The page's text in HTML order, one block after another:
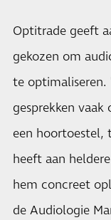
Optitrade geeft
gekozen om
te optimaliseren.
gesprekken
een hoortoestel,
heeft aan
hem concreet
de Audiologie